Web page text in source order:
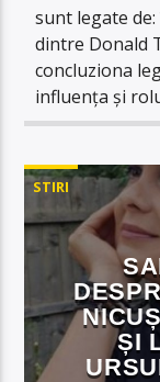
sunt legate
dintre Donald
concluziona
influența și
STIRI
ȘI